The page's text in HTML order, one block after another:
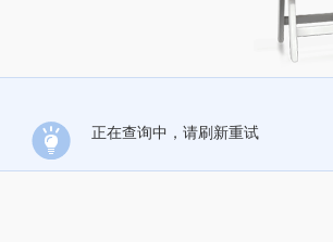
正在查询中，请刷新重试